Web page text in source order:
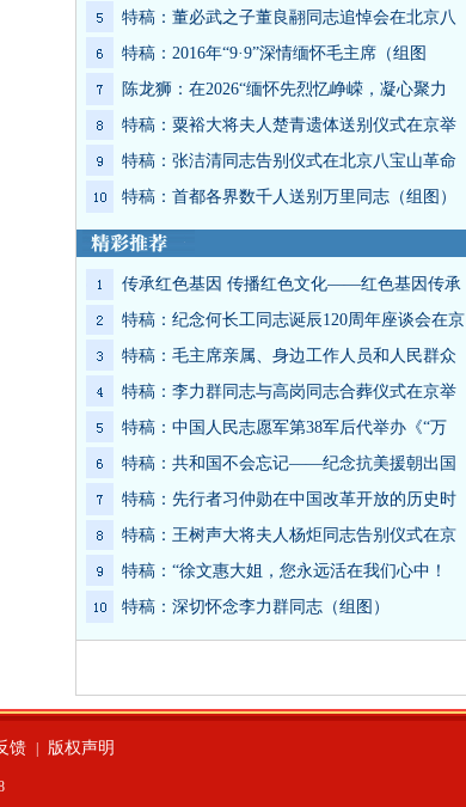
特稿：董必武之子董良翮同志追悼会在北京八
特稿：2016年“9·9”深情缅怀毛主席（组图
陈龙狮：在2026“缅怀先烈忆峥嵘，凝心聚力
特稿：粟裕大将夫人楚青遗体送别仪式在京举
特稿：张洁清同志告别仪式在北京八宝山革命
特稿：首都各界数千人送别万里同志（组图）
传承红色基因 传播红色文化——红色基因传承
特稿：纪念何长工同志诞辰120周年座谈会在京
特稿：毛主席亲属、身边工作人员和人民群众
特稿：李力群同志与高岗同志合葬仪式在京举
特稿：中国人民志愿军第38军后代举办《“万
特稿：共和国不会忘记——纪念抗美援朝出国
特稿：先行者习仲勋在中国改革开放的历史时
特稿：王树声大将夫人杨炬同志告别仪式在京
特稿：“徐文惠大姐，您永远活在我们心中！
特稿：深切怀念李力群同志（组图）
馈 版权声明